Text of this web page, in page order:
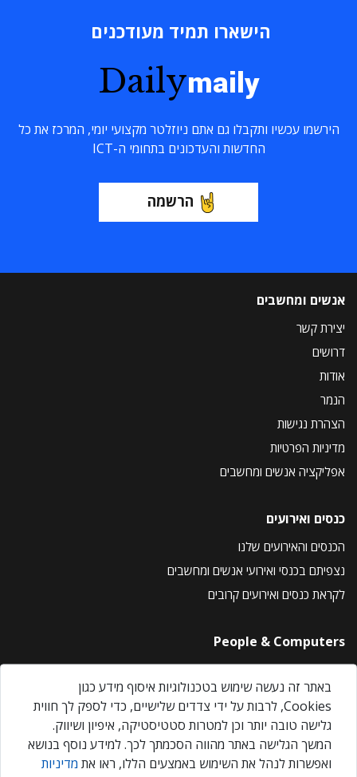
הישארו תמיד מעודכנים
Dailymaily
הירשמו עכשיו ותקבלו גם אתם ניוזלטר מקצועי יומי, המרכז את כל
החדשות והעדכונים בתחומי ה-ICT
הרשמה
אנשים ומחשבים
יצירת קשר
דרושים
אודות
הנמר
הצהרת נגישות
מדיניות הפרטיות
אפליקציה אנשים ומחשבים
כנסים ואירועים
הכנסים והאירועים שלנו
נצפיתם בכנסי ואירועי אנשים ומחשבים
לקראת כנסים ואירועים קרובים
People & Computers
About Us
Privacy Policy
Contact Us
Our Events
באתר זה נעשה שימוש בטכנולוגיות איסוף מידע כגון
Cookies, לרבות על ידי צדדים שלישיים, כדי לספק לך חווית
גלישה טובה יותר וכן למטרות סטטיסטיקה, איפיון ושיווק.
המשך הגלישה באתר מהווה הסכמתך לכך. למידע נוסף בנושא
ואפשרות לנהל את השימוש באמצעים הללו, ראו את מדיניות